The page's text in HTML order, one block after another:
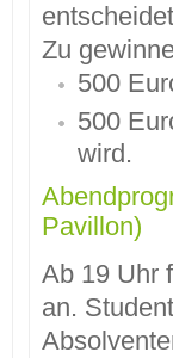
Zu
500
500
wird.
Pavillon)
Ab 19 Uhr
an.